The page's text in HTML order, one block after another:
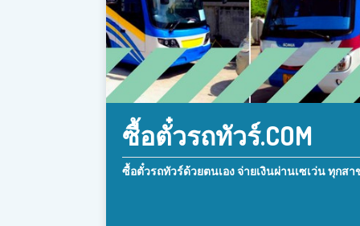
ซื้อตั๋วรถทัวร์.COM
ซื้อตั๋วรถทัวร์ด้วยตนเอง จ่ายเงินผ่านเซเว่น ทุกสา